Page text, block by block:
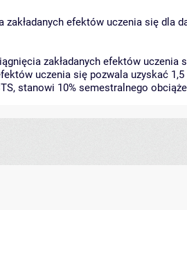
efektów uczenia się dla
zakładanych efektów uczenia
uczenia się pozwala uzyskać 1,5
stanowi 10% semestralnego